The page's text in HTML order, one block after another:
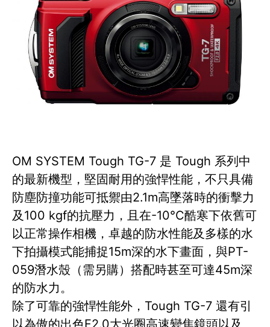
OM SYSTEM Tough TG-7 是 Tough 系列中
的最新機型，堅固耐用的強悍性能，不只具備
防塵防撞功能可抵禦由2.1m高墜落時的衝擊力
及100 kgf的抗壓力，且在-10°C酷寒下依舊可
以正常操作相機，卓越的防水性能及多樣的水
下拍攝模式能捕捉15m深的水下畫面，與PT-
059潛水殼（需另購）搭配時甚至可達45m深
的防水力。
除了可靠的強悍性能外，Tough TG-7 還有引
以為傲的出色F2.0大光圈高速變焦鏡頭以及